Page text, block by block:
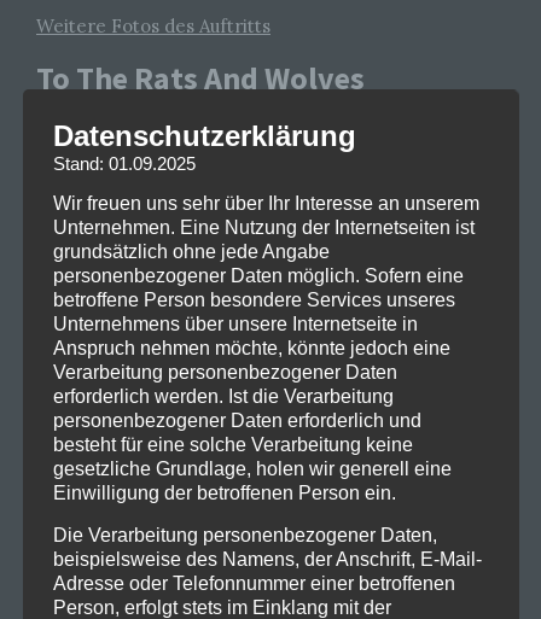
Weitere Fotos des Auftritts
To The Rats And Wolves
Nach kurzer Umbaupause und Line-Check machen
sich die sechs Musiker von
zu I’m Blue von Eifel 65 schon Bühnenfertig. Mit noch
mehr Headbangen, Moshpits und einer Wall of Death
legt die Band nochmal einen oben drauf und heitzt
die Menge richtig an. Selbst der Bassist war dem
Moshpit total unterlegen und musste sein Instrument
abgeben um mit der Menge feiern zu können. Mit
soliden Screams und gekonntem Cleangesang wissen
die beiden Vocalisten der Gruppe von sich zu
überzeugen und werden von vier talentierten
Instrumentalisten auf der Bühne unterstützt.
Beendet hat die Band ihren Auftritt gemeinsam mit
einem singenden Publikum zu einem Ausschnitt von
Ohne Dich Schlaf Ich Heut Nacht Nicht Ein von der
Münchner Freiheit
Datenschutzerklärung
Stand: 01.09.2025
Wir freuen uns sehr über Ihr Interesse an unserem
Unternehmen. Eine Nutzung der Internetseiten ist
grundsätzlich ohne jede Angabe
personenbezogener Daten möglich. Sofern eine
betroffene Person besondere Services unseres
Unternehmens über unsere Internetseite in
Anspruch nehmen möchte, könnte jedoch eine
Verarbeitung personenbezogener Daten
erforderlich werden. Ist die Verarbeitung
personenbezogener Daten erforderlich und
besteht für eine solche Verarbeitung keine
gesetzliche Grundlage, holen wir generell eine
Einwilligung der betroffenen Person ein.
Die Verarbeitung personenbezogener Daten,
beispielsweise des Namens, der Anschrift, E-Mail-
Adresse oder Telefonnummer einer betroffenen
Person, erfolgt stets im Einklang mit der